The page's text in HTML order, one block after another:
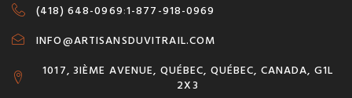
(418) 648-0969:1-877-918-0969
INFO@ARTISANSDUVITRAIL.COM
1017, 3IÈME AVENUE, QUÉBEC, QUÉBEC, CANADA, G1L
2X3